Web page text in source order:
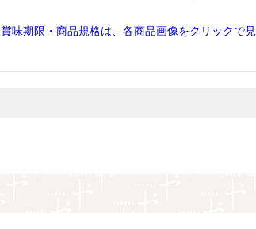
賞味期限・商品規格は、各商品画像をクリックで見